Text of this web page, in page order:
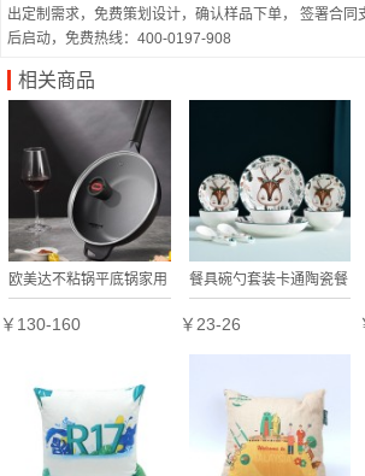
出定制需求，免费策划设计，确认样品下单， 签署合
后启动，免费热线：400-0197-908
相关商品
欧美达不粘锅平底锅家用
小煎锅煎蛋BJJ24-D定制
￥130-160
餐具碗勺套装卡通陶瓷餐
具家用碗碟盘套装一鹿同
行礼盒装
￥23-26